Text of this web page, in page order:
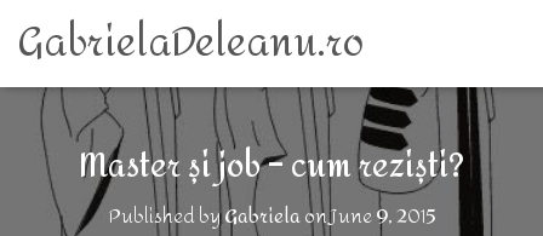
GabrielaDeleanu.ro
Master și job – cum reziști?
Published byGabrielaonJune 9, 2015